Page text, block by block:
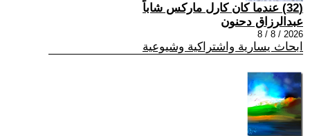
(32) عندما كان كارل ماركس شاباً
عبدالرزاق دحنون
2026 / 8 / 8
ابحاث يسارية واشتراكية وشيوعية